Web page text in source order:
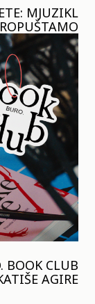
MJUZIKL
BOOK CLUB
AGIRE